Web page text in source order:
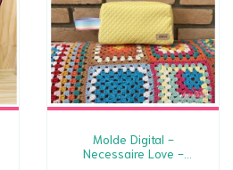
Molde Digital -
Necessaire Love -